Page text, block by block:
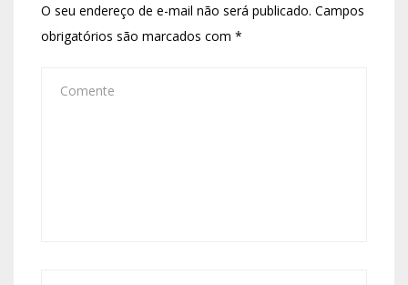
O seu endereço de e-mail não será publicado. Campos
obrigatórios são marcados com *